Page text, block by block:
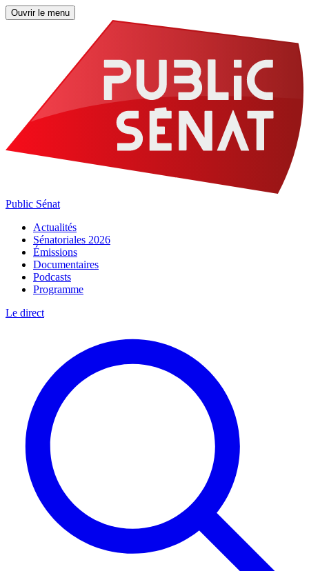
Ouvrir le menu
Public Sénat
Actualités
Sénatoriales 2026
Émissions
Documentaires
Podcasts
Programme
Le direct